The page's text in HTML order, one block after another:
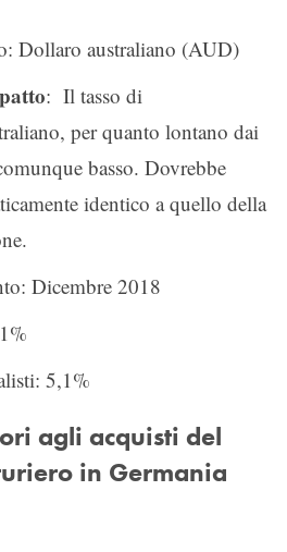
Dollaro australiano (AUD)
: Il tasso di
per quanto lontano dai
basso. Dovrebbe
identico a quello della
Dicembre 2018
5,1%
agli acquisti del
in Germania